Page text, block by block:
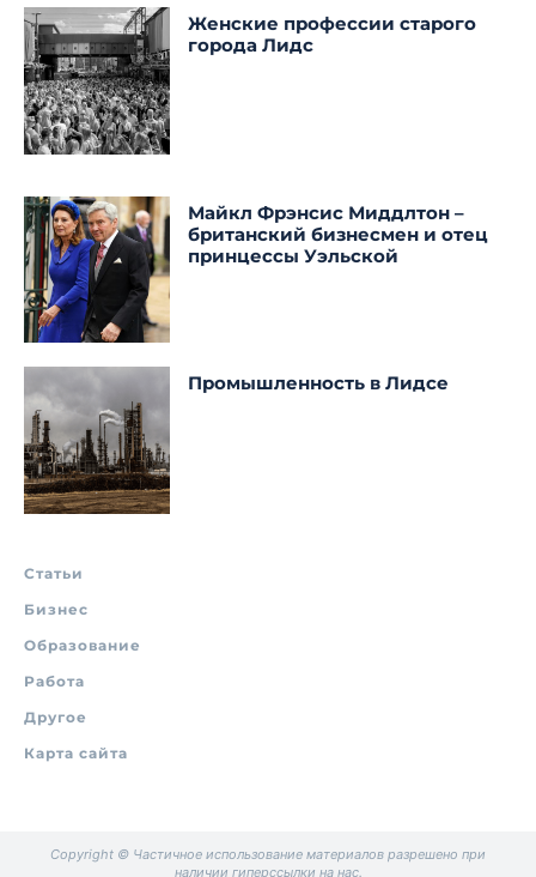
Женские профессии старого
города Лидс
Майкл Фрэнсис Миддлтон –
британский бизнесмен и отец
принцессы Уэльской
Промышленность в Лидсе
Статьи
Бизнес
Образование
Работа
Другое
Карта сайта
Copyright © Частичное использование материалов разрешено при
наличии гиперссылки на нас.